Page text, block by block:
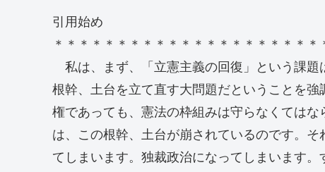
引用始め
＊＊＊＊＊＊＊＊＊＊＊＊＊＊＊＊＊＊＊＊＊
私は、まず、「立憲主義の回復」という課題
根幹、土台を立て直す大問題だということを
権であっても、憲法の枠組みは守らなくては
は、この根幹、土台が崩されているのです。
てしまいます。独裁政治になってしまいます